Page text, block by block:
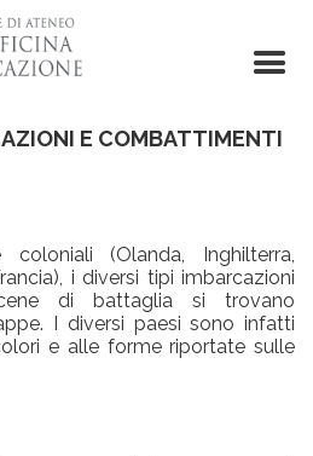
E COMBATTIMENTI
(Olanda, Inghilterra,
i diversi tipi imbarcazioni
di battaglia si trovano
I diversi paesi sono infatti
e alle forme riportate sulle